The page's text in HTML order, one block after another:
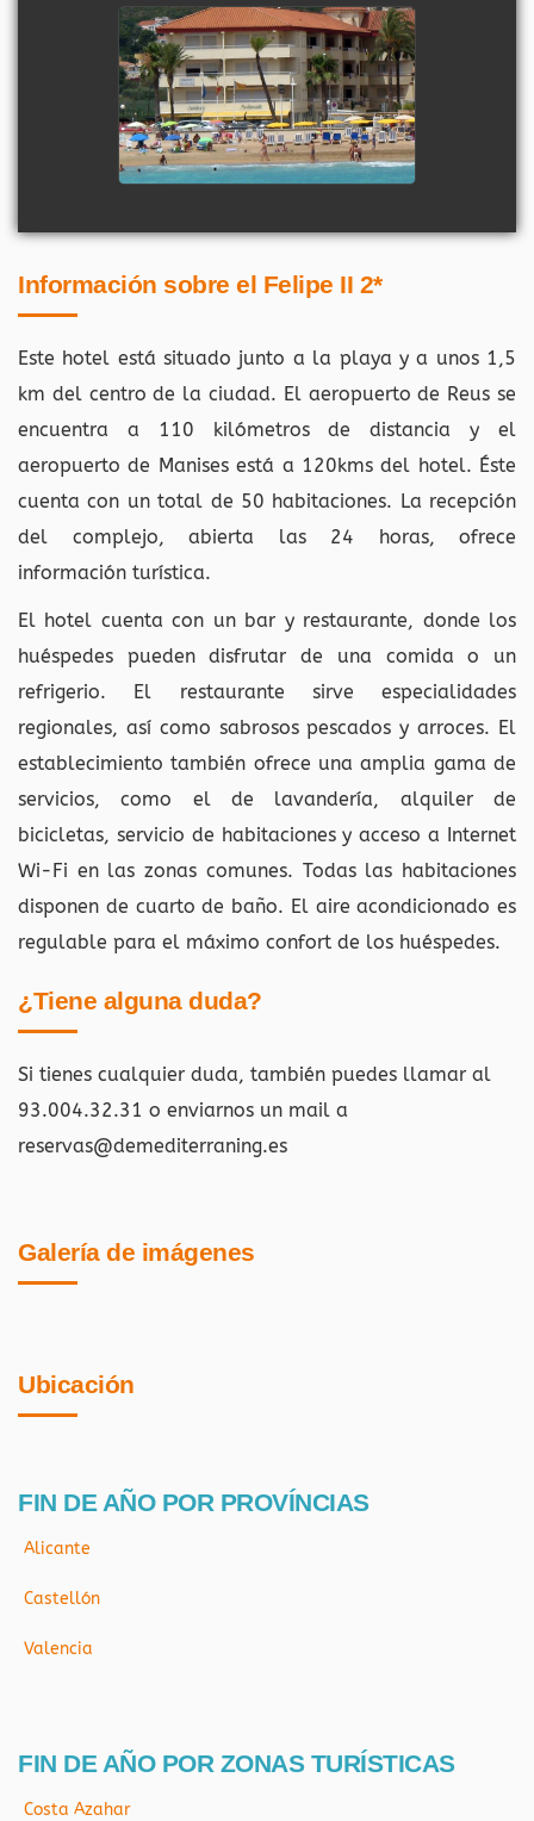
Información sobre el Felipe II 2*
Este hotel está situado junto a la playa y a unos 1,5
km del centro de la ciudad. El aeropuerto de Reus se
encuentra a 110 kilómetros de distancia y el
aeropuerto de Manises está a 120kms del hotel. Éste
cuenta con un total de 50 habitaciones. La recepción
del complejo, abierta las 24 horas, ofrece
información turística.
El hotel cuenta con un bar y restaurante, donde los
huéspedes pueden disfrutar de una comida o un
refrigerio. El restaurante sirve especialidades
regionales, así como sabrosos pescados y arroces. El
establecimiento también ofrece una amplia gama de
servicios, como el de lavandería, alquiler de
bicicletas, servicio de habitaciones y acceso a Internet
Wi-Fi en las zonas comunes. Todas las habitaciones
disponen de cuarto de baño. El aire acondicionado es
regulable para el máximo confort de los huéspedes.
¿Tiene alguna duda?
Si tienes cualquier duda, también puedes llamar al
93.004.32.31 o enviarnos un mail a
reservas@demediterraning.es
Galería de imágenes
Ubicación
FIN DE AÑO POR PROVÍNCIAS
Alicante
Castellón
Valencia
FIN DE AÑO POR ZONAS TURÍSTICAS
Costa Azahar